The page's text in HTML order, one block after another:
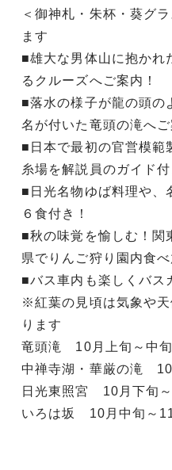
＜御神札・朱杯・葵グ
ます
■雄大な男体山に抱かれ
るクルーズへご案内！
■落水の様子が龍の頭の
名が付いた竜頭の滝へご
■日本で最初の官営模範
糸場を解説員のガイド
■日光名物ゆば料理や、
６食付き！
■秋の味覚を愉しむ！関
県でりんご狩り園内食べ
■バス車内も楽しくバス
※紅葉の見頃は気象や
ります
竜頭滝 10月上旬～中旬
中禅寺湖・華厳の滝
日光東照宮 10月下旬
いろは坂 10月中旬～